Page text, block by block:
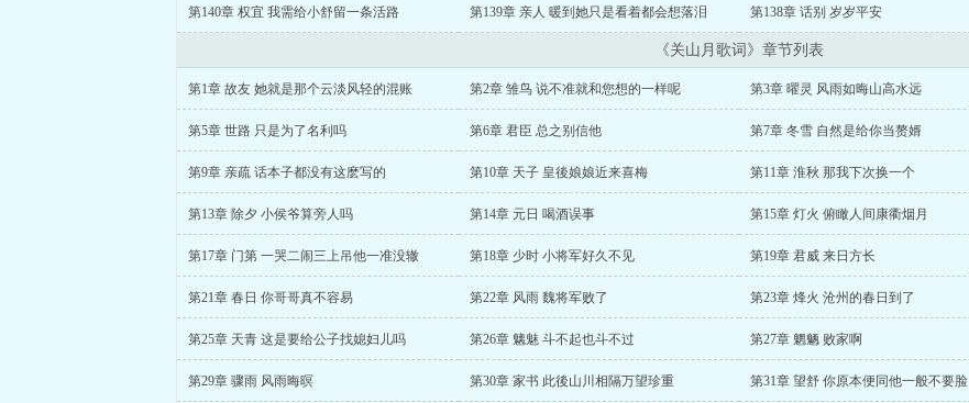
第140章 权宜 我需给小舒留一条活路 第139章 亲人 暖到她只是看着都会想落泪 第138章 话别 岁岁平安
《关山月歌词》章节列表
第1章 故友 她就是那个云淡风轻的混账 第2章 雏鸟 说不准就和您想的一样呢 第3章 曜灵 风雨如晦山高水远
第5章 世路 只是为了名利吗 第6章 君臣 总之别信他 第7章 冬雪 自然是给你当赘婿
第9章 亲疏 话本子都没有这麽写的 第10章 天子 皇後娘娘近来喜梅 第11章 淮秋 那我下次换一个
第13章 除夕 小侯爷算旁人吗 第14章 元日 喝酒误事 第15章 灯火 俯瞰人间康衢烟月
第17章 门第 一哭二闹三上吊他一准没辙 第18章 少时 小将军好久不见 第19章 君威 来日方长
第21章 春日 你哥哥真不容易 第22章 风雨 魏将军败了 第23章 烽火 沧州的春日到了
第25章 天青 这是要给公子找媳妇儿吗 第26章 魑魅 斗不起也斗不过 第27章 魍魉 败家啊
第29章 骤雨 风雨晦暝 第30章 家书 此後山川相隔万望珍重 第31章 望舒 你原本便同他一般不要脸